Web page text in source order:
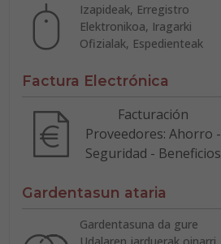
Izapideak, Erregistro
Elektronikoa, Iragarki
Ofizialak, Espedienteak
Factura Electrónica
Facturación
Proveedores: Ahorro -
Seguridad - Beneficios
Gardentasun ataria
Gardentasuna da gure